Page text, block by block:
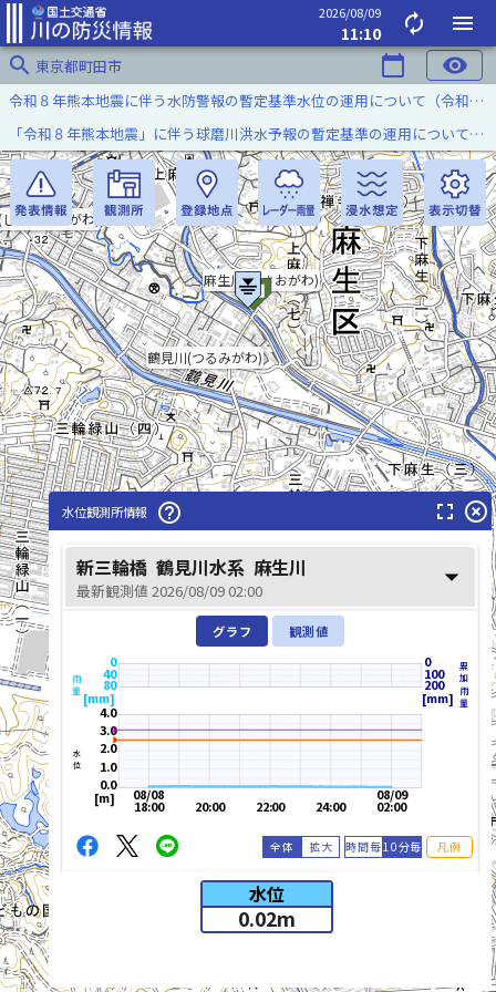
2026/08/09
11:10 autorenew
menu
search 東京都町田市 calendar_today visibility
鶴見川(つるみがわ)
んこうじがわ)
麻生川(あさおがわ)
令和８年熊本地震に伴う水防警報の暫定基準水位の運用について（令和８年８月７日）
「令和８年熊本地震」に伴う球磨川洪水予報の暫定基準の運用について（令和８年８月５日）
水位観測所情報 help_outline fullscreen highlight_off
新三輪橋 鶴見川水系 麻生川
最新観測値 2026/08/09 02:00 arrow_drop_down
グラフ 観測値
80
40
0
[mm]
雨量
0.0
1.0
2.0
3.0
4.0
[m]
水位
08/09
02:00
24:00
22:00
20:00
08/08
18:00
200
100
0
[mm] 累加雨量
全体 拡大 時間毎10分毎 凡例
水位
0.02m